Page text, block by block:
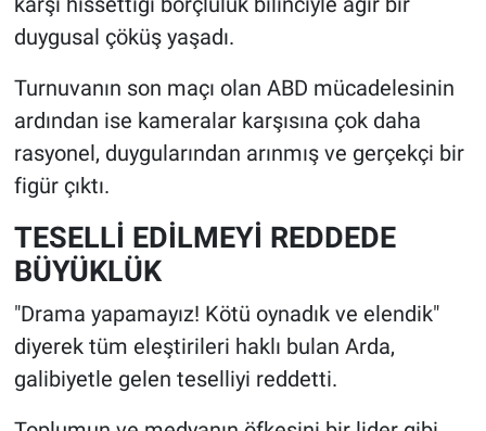
duygusal çöküş yaşadı.
Turnuvanın son maçı olan ABD mücadelesinin
ardından ise kameralar karşısına çok daha
rasyonel, duygularından arınmış ve gerçekçi bir
figür çıktı.
TESELLİ EDİLMEYİ REDDEDE
BÜYÜKLÜK
"Drama yapamayız! Kötü oynadık ve elendik"
diyerek tüm eleştirileri haklı bulan Arda,
galibiyetle gelen teselliyi reddetti.